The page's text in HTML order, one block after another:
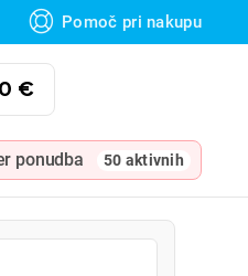
Pomoč pri nakupu
€
ponudba 50 aktivnih